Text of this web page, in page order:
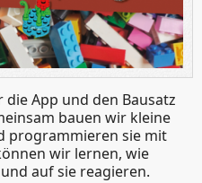
App und den Bausatz
bauen wir kleine
programmieren sie mit
wir lernen, wie
auf sie reagieren.